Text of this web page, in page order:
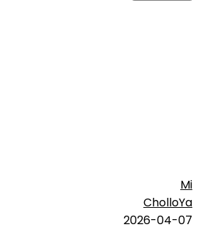
Mi
CholloYa
2026-04-07